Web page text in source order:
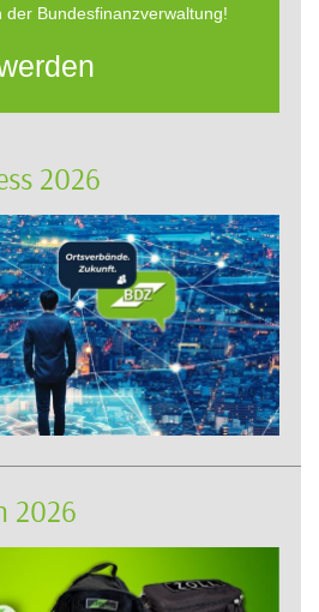
der Bundesfinanzverwaltung!
2026
2026